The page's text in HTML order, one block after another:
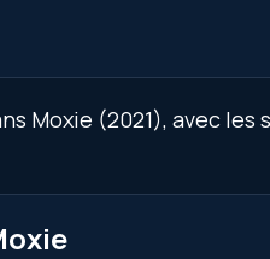
Moxie (2021), avec